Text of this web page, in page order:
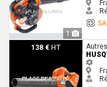
1
138 € HT
Husqvarna Souffleur 120iB